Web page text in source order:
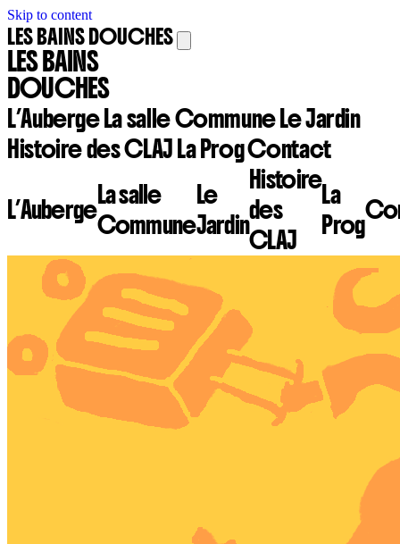
Skip to content
LES BAINS DOUCHES
LES BAINS
DOUCHES
L’Auberge La salle Commune Le Jardin
Histoire des CLAJ La ProgContact
L’AubergeLa salle
Commune
Le
Jardin
Histoire
des
CLAJ
La
Prog